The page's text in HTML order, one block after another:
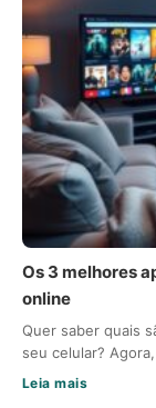
Os 3 melhores
online
Quer saber quais
seu celular?
Leia mais